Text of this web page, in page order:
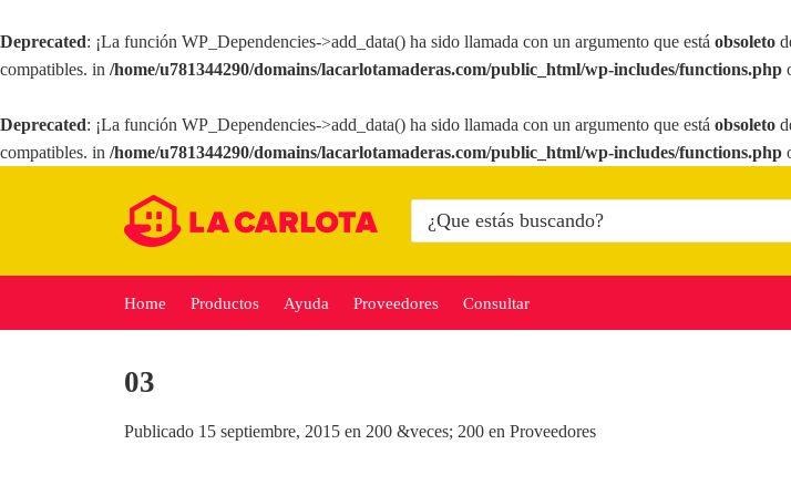
Deprecated: ¡La función WP_Dependencies->add_data() ha sido llamada con un argumento que está obsoleto
compatibles. in /home/u781344290/domains/lacarlotamaderas.com/public_html/wp-includes/functions.php
Deprecated: ¡La función WP_Dependencies->add_data() ha sido llamada con un argumento que está obsoleto
compatibles. in /home/u781344290/domains/lacarlotamaderas.com/public_html/wp-includes/functions.php
por:
Home Productos Ayuda Proveedores Consultar
03
Publicado 15 septiembre, 2015 en 200 &veces; 200 en Proveedores